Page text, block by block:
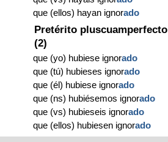
que (ellos) hayan ignorado
Pretérito pluscuamperfecto
(2)
que (yo) hubiese ignorado
que (tú) hubieses ignorado
que (él) hubiese ignorado
que (ns) hubiésemos ignorado
que (vs) hubieseis ignorado
que (ellos) hubiesen ignorado